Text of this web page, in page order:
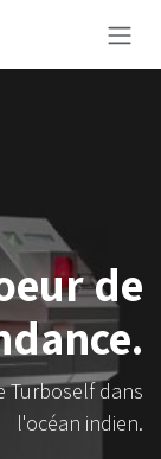
de
Turboself dans
l'océan indien.